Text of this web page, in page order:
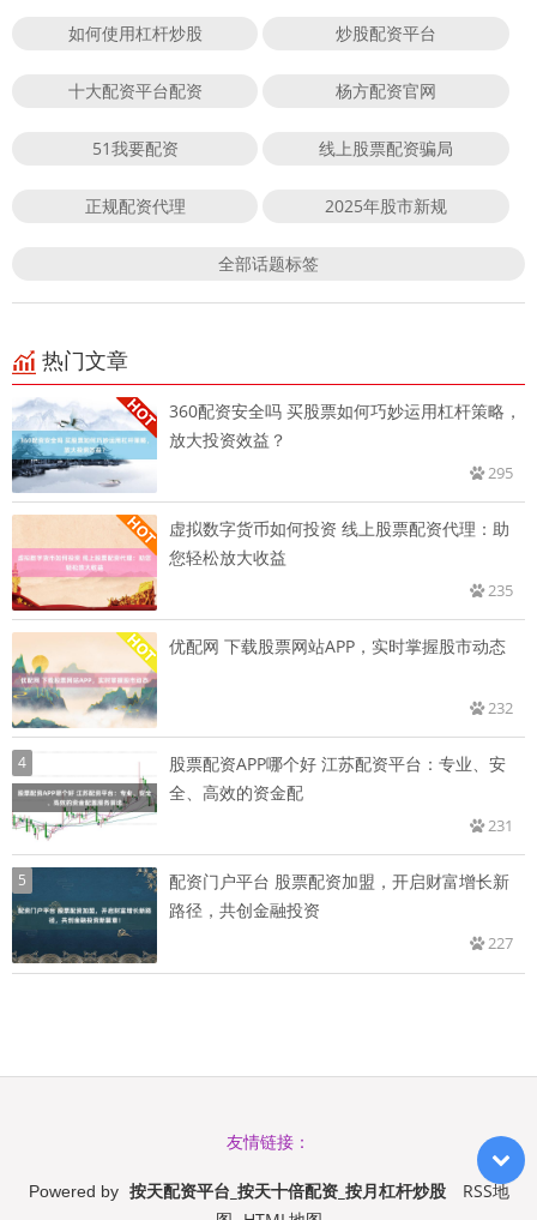
如何使用杠杆炒股 炒股配资平台
十大配资平台配资 杨方配资官网
51我要配资 线上股票配资骗局
正规配资代理 2025年股市新规
全部话题标签
热门文章
360配资安全吗 买股票如何巧妙运用杠杆策略，
放大投资效益？
295
虚拟数字货币如何投资 线上股票配资代理：助
您轻松放大收益
235
优配网 下载股票网站APP，实时掌握股市动态
232
4
股票配资APP哪个好 江苏配资平台：专业、安
全、高效的资金配
231
5
配资门户平台 股票配资加盟，开启财富增长新
路径，共创金融投资
227
友情链接：
Powered by 按天配资平台_按天十倍配资_按月杠杆炒股
RSS地